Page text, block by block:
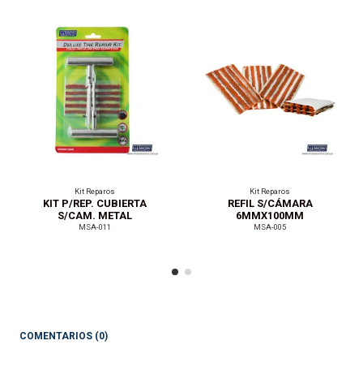
Kit Reparos
KIT P/REP. CUBIERTA
S/CAM. METAL
MSA-011
Kit Reparos
REFIL S/CÁMARA
6MMX100MM
MSA-005
COMENTARIOS (0)